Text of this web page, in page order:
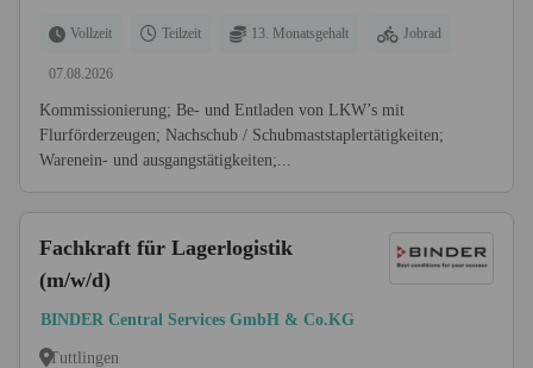
Vollzeit Teilzeit 13. Monatsgehalt Jobrad
07.08.2026
Kommissionierung; Be- und Entladen von LKW’s mit
Flurförderzeugen; Nachschub / Schubmaststaplertätigkeiten;
Warenein- und ausgangstätigkeiten;...
Fachkraft für Lagerlogistik
(m/w/d)
BINDER Central Services GmbH & Co.KG
Tuttlingen